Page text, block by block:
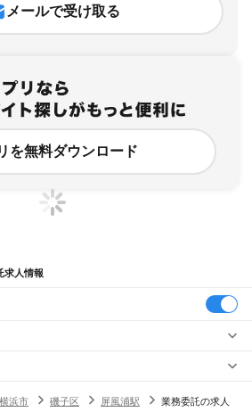
メールで受け取る
を無料ダウンロード
求人情報
横浜市 磯子区 屏風浦駅 業務委託の求人